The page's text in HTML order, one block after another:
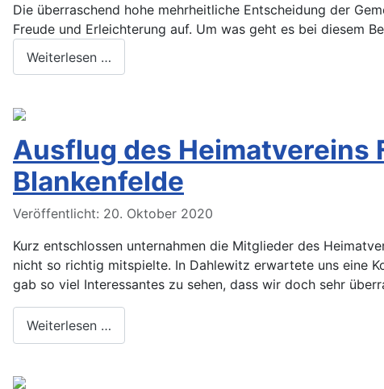
Die überraschend hohe mehrheitliche Entscheidung der
Freude und Erleichterung auf. Um was geht es bei diesem
Weiterlesen …
Ausflug des Heimatvereins
Blankenfelde
Veröffentlicht: 20. Oktober 2020
Kurz entschlossen unternahmen die Mitglieder des
nicht so richtig mitspielte. In Dahlewitz erwartete uns eine
gab so viel Interessantes zu sehen, dass wir doch sehr
Weiterlesen …